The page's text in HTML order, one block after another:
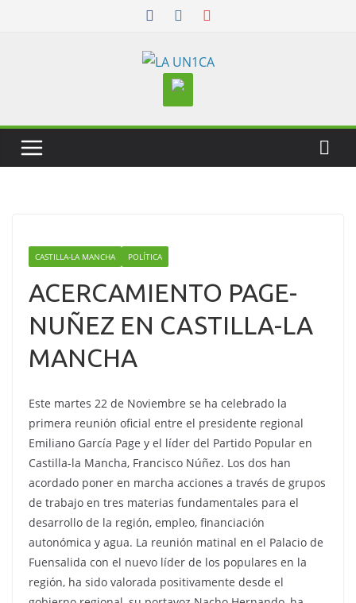
CASTILLA-LA MANCHA POLÍTICA
ACERCAMIENTO PAGE-
NUÑEZ EN CASTILLA-LA
MANCHA
Este martes 22 de Noviembre se ha celebrado la
primera reunión oficial entre el presidente regional
Emiliano García Page y el líder del Partido Popular en
Castilla-la Mancha, Francisco Núñez. Los dos han
acordado poner en marcha acciones a través de grupos
de trabajo en tres materias fundamentales para el
desarrollo de la región, empleo, financiación
autonómica y agua. La reunión matinal en el Palacio de
Fuensalida con el nuevo líder de los populares en la
región, ha sido valorada positivamente desde el